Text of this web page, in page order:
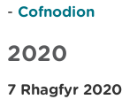
- Cofnodion
2020
7 Rhagfyr